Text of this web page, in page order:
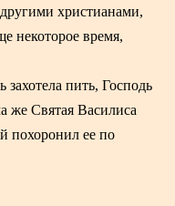
христианами,
некоторое время,
пить, Господь
же Святая Василиса
похоронил ее по